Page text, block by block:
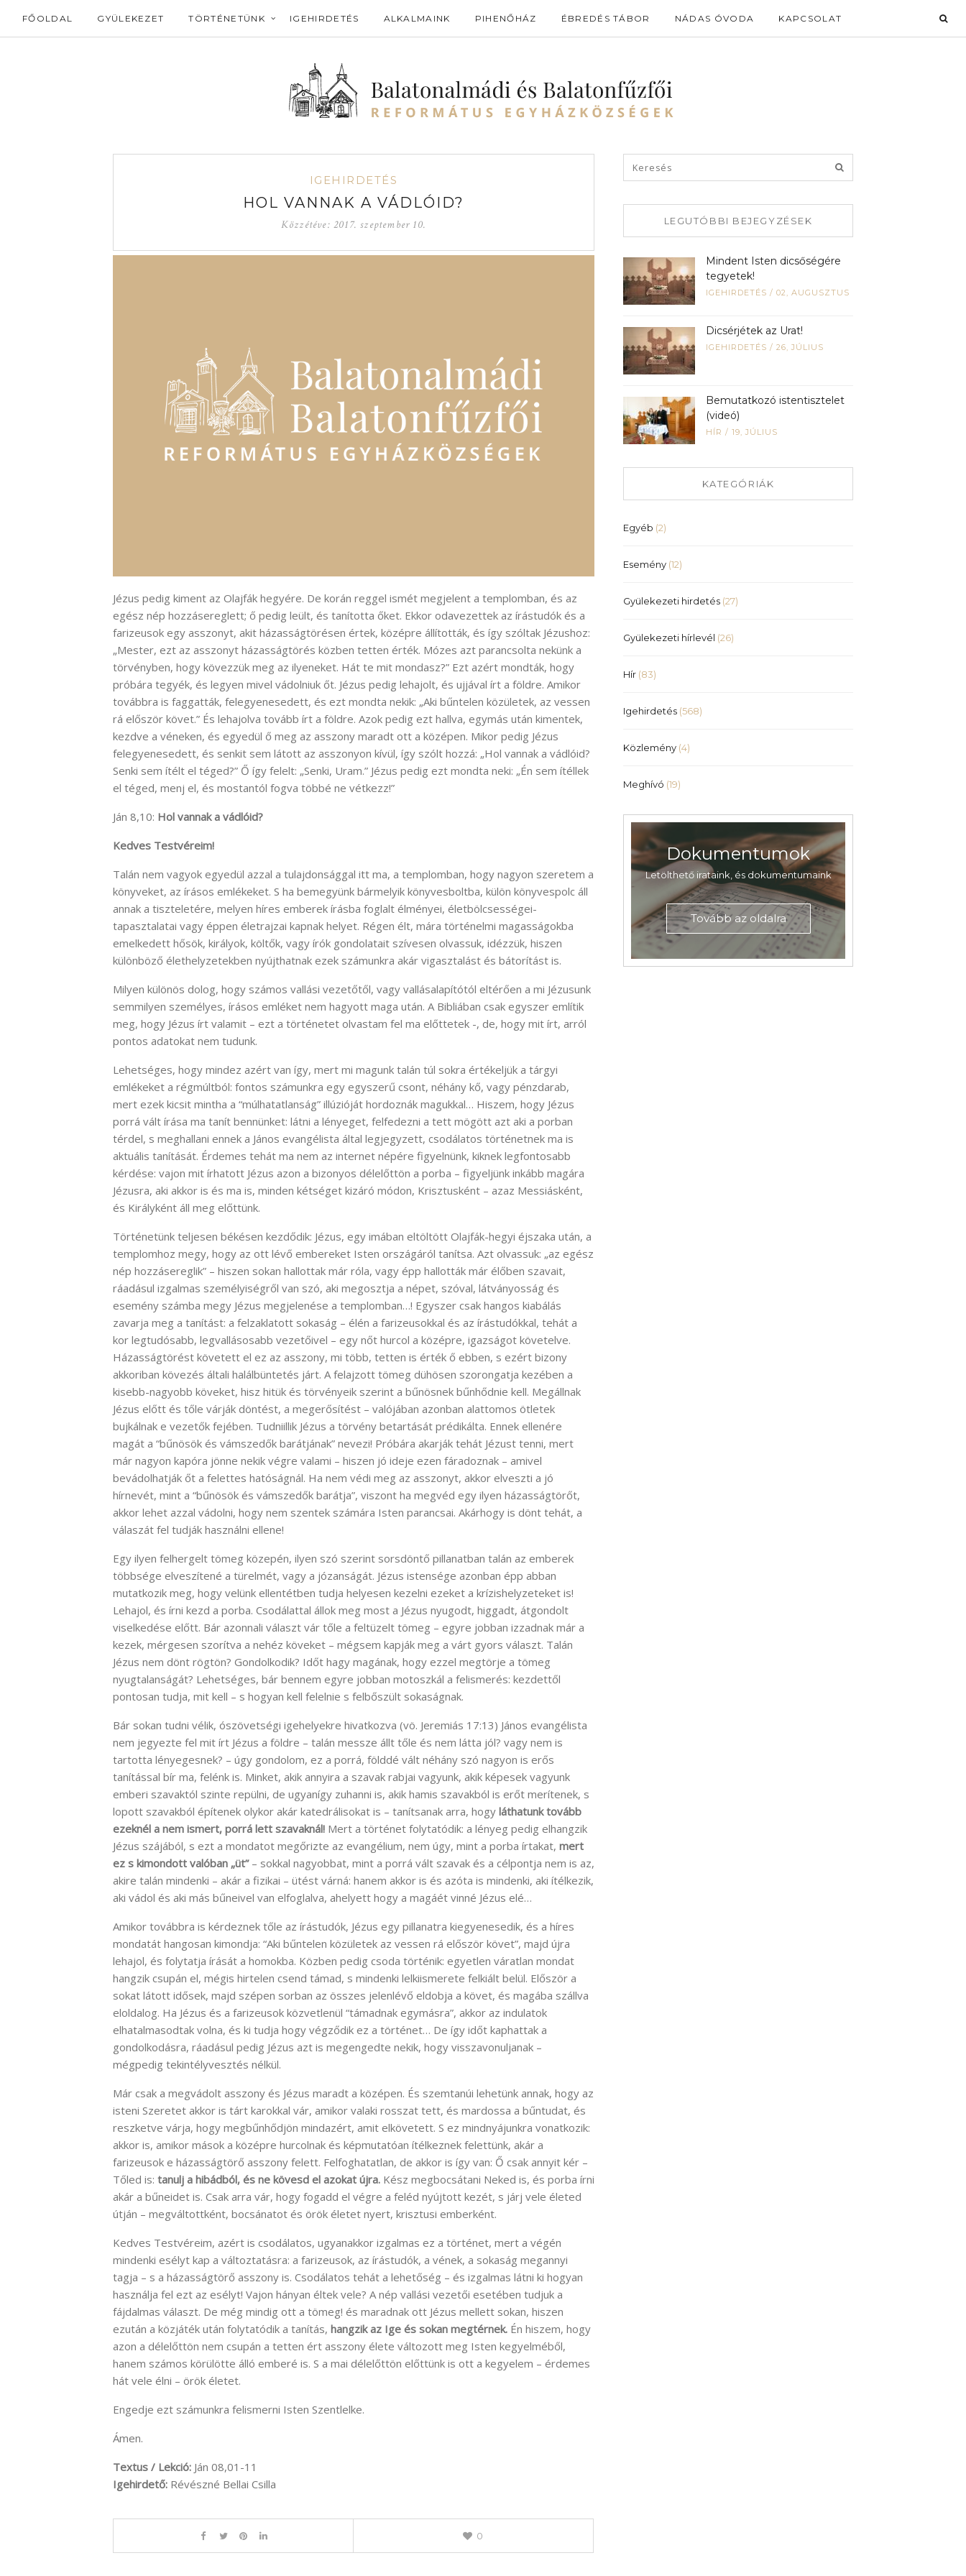
FŐOLDAL GYÜLEKEZET TÖRTÉNETÜNK IGEHIRDETÉS ALKALMAINK PIHENŐHÁZ ÉBREDÉS TÁBOR NÁDAS ÓVODA KAPCSOLAT
IGEHIRDETÉS
HOL VANNAK A VÁDLÓID?
Közzétéve:2017. szeptember 10.
Jézus pedig kiment az Olajfák hegyére. De korán reggel ismét megjelent a templomban, és az
egész nép hozzásereglett; ő pedig leült, és tanította őket. Ekkor odavezettek az írástudók és a
farizeusok egy asszonyt, akit házasságtörésen értek, középre állították, és így szóltak Jézushoz:
„Mester, ezt az asszonyt házasságtörés közben tetten érték. Mózes azt parancsolta nekünk a
törvényben, hogy kövezzük meg az ilyeneket. Hát te mit mondasz?” Ezt azért mondták, hogy
próbára tegyék, és legyen mivel vádolniuk őt. Jézus pedig lehajolt, és ujjával írt a földre. Amikor
továbbra is faggatták, felegyenesedett, és ezt mondta nekik: „Aki bűntelen közületek, az vessen
rá először követ.” És lehajolva tovább írt a földre. Azok pedig ezt hallva, egymás után kimentek,
kezdve a véneken, és egyedül ő meg az asszony maradt ott a középen. Mikor pedig Jézus
felegyenesedett, és senkit sem látott az asszonyon kívül, így szólt hozzá: „Hol vannak a vádlóid?
Senki sem ítélt el téged?” Ő így felelt: „Senki, Uram.” Jézus pedig ezt mondta neki: „Én sem ítéllek
el téged, menj el, és mostantól fogva többé ne vétkezz!”
Ján 8,10: Hol vannak a vádlóid?
Kedves Testvéreim!
Talán nem vagyok egyedül azzal a tulajdonsággal itt ma, a templomban, hogy nagyon szeretem a
könyveket, az írásos emlékeket. S ha bemegyünk bármelyik könyvesboltba, külön könyvespolc áll
annak a tiszteletére, melyen híres emberek írásba foglalt élményei, életbölcsességei-
tapasztalatai vagy éppen életrajzai kapnak helyet. Régen élt, mára történelmi magasságokba
emelkedett hősök, királyok, költők, vagy írók gondolatait szívesen olvassuk, idézzük, hiszen
különböző élethelyzetekben nyújthatnak ezek számunkra akár vigasztalást és bátorítást is.
Milyen különös dolog, hogy számos vallási vezetőtől, vagy vallásalapítótól eltérően a mi Jézusunk
semmilyen személyes, írásos emléket nem hagyott maga után. A Bibliában csak egyszer említik
meg, hogy Jézus írt valamit – ezt a történetet olvastam fel ma előttetek -, de, hogy mit írt, arról
pontos adatokat nem tudunk.
Lehetséges, hogy mindez azért van így, mert mi magunk talán túl sokra értékeljük a tárgyi
emlékeket a régmúltból: fontos számunkra egy egyszerű csont, néhány kő, vagy pénzdarab,
mert ezek kicsit mintha a “múlhatatlanság” illúzióját hordoznák magukkal… Hiszem, hogy Jézus
porrá vált írása ma tanít bennünket: látni a lényeget, felfedezni a tett mögött azt aki a porban
térdel, s meghallani ennek a János evangélista által legjegyzett, csodálatos történetnek ma is
aktuális tanítását. Érdemes tehát ma nem az internet népére figyelnünk, kiknek legfontosabb
kérdése: vajon mit írhatott Jézus azon a bizonyos délelőttön a porba – figyeljünk inkább magára
Jézusra, aki akkor is és ma is, minden kétséget kizáró módon, Krisztusként – azaz Messiásként,
és Királyként áll meg előttünk.
Történetünk teljesen békésen kezdődik: Jézus, egy imában eltöltött Olajfák-hegyi éjszaka után, a
templomhoz megy, hogy az ott lévő embereket Isten országáról tanítsa. Azt olvassuk: „az egész
nép hozzásereglik” – hiszen sokan hallottak már róla, vagy épp hallották már élőben szavait,
ráadásul izgalmas személyiségről van szó, aki megosztja a népet, szóval, látványosság és
esemény számba megy Jézus megjelenése a templomban…! Egyszer csak hangos kiabálás
zavarja meg a tanítást: a felzaklatott sokaság – élén a farizeusokkal és az írástudókkal, tehát a
kor legtudósabb, legvallásosabb vezetőivel – egy nőt hurcol a középre, igazságot követelve.
Házasságtörést követett el ez az asszony, mi több, tetten is érték ő ebben, s ezért bizony
akkoriban kövezés általi halálbüntetés járt. A felajzott tömeg dühösen szorongatja kezében a
kisebb-nagyobb köveket, hisz hitük és törvényeik szerint a bűnösnek bűnhődnie kell. Megállnak
Jézus előtt és tőle várják döntést, a megerősítést – valójában azonban alattomos ötletek
bujkálnak e vezetők fejében. Tudniillik Jézus a törvény betartását prédikálta. Ennek ellenére
magát a “bűnösök és vámszedők barátjának” nevezi! Próbára akarják tehát Jézust tenni, mert
már nagyon kapóra jönne nekik végre valami – hiszen jó ideje ezen fáradoznak – amivel
bevádolhatják őt a felettes hatóságnál. Ha nem védi meg az asszonyt, akkor elveszti a jó
hírnevét, mint a “bűnösök és vámszedők barátja”, viszont ha megvéd egy ilyen házasságtörőt,
akkor lehet azzal vádolni, hogy nem szentek számára Isten parancsai. Akárhogy is dönt tehát, a
válaszát fel tudják használni ellene!
Egy ilyen felhergelt tömeg közepén, ilyen szó szerint sorsdöntő pillanatban talán az emberek
többsége elveszítené a türelmét, vagy a józanságát. Jézus istensége azonban épp abban
mutatkozik meg, hogy velünk ellentétben tudja helyesen kezelni ezeket a krízishelyzeteket is!
Lehajol, és írni kezd a porba. Csodálattal állok meg most a Jézus nyugodt, higgadt, átgondolt
viselkedése előtt. Bár azonnali választ vár tőle a feltüzelt tömeg – egyre jobban izzadnak már a
kezek, mérgesen szorítva a nehéz köveket – mégsem kapják meg a várt gyors választ. Talán
Jézus nem dönt rögtön? Gondolkodik? Időt hagy magának, hogy ezzel megtörje a tömeg
nyugtalanságát? Lehetséges, bár bennem egyre jobban motoszkál a felismerés: kezdettől
pontosan tudja, mit kell – s hogyan kell felelnie s felbőszült sokaságnak.
Bár sokan tudni vélik, ószövetségi igehelyekre hivatkozva (vö. Jeremiás 17:13) János evangélista
nem jegyezte fel mit írt Jézus a földre – talán messze állt tőle és nem látta jól? vagy nem is
tartotta lényegesnek? – úgy gondolom, ez a porrá, földdé vált néhány szó nagyon is erős
tanítással bír ma, felénk is. Minket, akik annyira a szavak rabjai vagyunk, akik képesek vagyunk
emberi szavaktól szinte repülni, de ugyanígy zuhanni is, akik hamis szavakból is erőt merítenek, s
lopott szavakból építenek olykor akár katedrálisokat is – tanítsanak arra, hogy láthatunk tovább
ezeknél a nem ismert, porrá lett szavaknál! Mert a történet folytatódik: a lényeg pedig elhangzik
Jézus szájából, s ezt a mondatot megőrizte az evangélium, nem úgy, mint a porba írtakat, mert
ez s kimondott valóban „üt”– sokkal nagyobbat, mint a porrá vált szavak és a célpontja nem is az,
akire talán mindenki – akár a fizikai – ütést várná: hanem akkor is és azóta is mindenki, aki ítélkezik,
aki vádol és aki más bűneivel van elfoglalva, ahelyett hogy a magáét vinné Jézus elé…
Amikor továbbra is kérdeznek tőle az írástudók, Jézus egy pillanatra kiegyenesedik, és a híres
mondatát hangosan kimondja: “Aki bűntelen közületek az vessen rá először követ”, majd újra
lehajol, és folytatja írását a homokba. Közben pedig csoda történik: egyetlen váratlan mondat
hangzik csupán el, mégis hirtelen csend támad, s mindenki lelkiismerete felkiált belül. Először a
sokat látott idősek, majd szépen sorban az összes jelenlévő eldobja a követ, és magába szállva
eloldalog. Ha Jézus és a farizeusok közvetlenül “támadnak egymásra”, akkor az indulatok
elhatalmasodtak volna, és ki tudja hogy végződik ez a történet… De így időt kaphattak a
gondolkodásra, ráadásul pedig Jézus azt is megengedte nekik, hogy visszavonuljanak –
mégpedig tekintélyvesztés nélkül.
Már csak a megvádolt asszony és Jézus maradt a középen. És szemtanúi lehetünk annak, hogy az
isteni Szeretet akkor is tárt karokkal vár, amikor valaki rosszat tett, és mardossa a bűntudat, és
reszketve várja, hogy megbűnhődjön mindazért, amit elkövetett. S ez mindnyájunkra vonatkozik:
akkor is, amikor mások a középre hurcolnak és képmutatóan ítélkeznek felettünk, akár a
farizeusok e házasságtörő asszony felett. Felfoghatatlan, de akkor is így van: Ő csak annyit kér –
Tőled is: tanulj a hibádból, és ne kövesd el azokat újra. Kész megbocsátani Neked is, és porba írni
akár a bűneidet is. Csak arra vár, hogy fogadd el végre a feléd nyújtott kezét, s járj vele életed
útján – megváltottként, bocsánatot és örök életet nyert, krisztusi emberként.
Kedves Testvéreim, azért is csodálatos, ugyanakkor izgalmas ez a történet, mert a végén
mindenki esélyt kap a változtatásra: a farizeusok, az írástudók, a vének, a sokaság megannyi
tagja – s a házasságtörő asszony is. Csodálatos tehát a lehetőség – és izgalmas látni ki hogyan
használja fel ezt az esélyt! Vajon hányan éltek vele? A nép vallási vezetői esetében tudjuk a
fájdalmas választ. De még mindig ott a tömeg! és maradnak ott Jézus mellett sokan, hiszen
ezután a közjáték után folytatódik a tanítás, hangzik az Ige és sokan megtérnek. Én hiszem, hogy
azon a délelőttön nem csupán a tetten ért asszony élete változott meg Isten kegyelméből,
hanem számos körülötte álló emberé is. S a mai délelőttön előttünk is ott a kegyelem – érdemes
hát vele élni – örök életet.
Engedje ezt számunkra felismerni Isten Szentlelke.
Ámen.
Textus / Lekció: Ján 08,01-11
Igehirdető: Révészné Bellai Csilla
0
LEGUTÓBBI BEJEGYZÉSEK
Mindent Isten dicsőségére
tegyetek!
IGEHIRDETÉS / 02, AUGUSZTUS
Dicsérjétek az Urat!
IGEHIRDETÉS / 26, JÚLIUS
Bemutatkozó istentisztelet
(videó)
HÍR / 19, JÚLIUS
KATEGÓRIÁK
Egyéb (2)
Esemény (12)
Gyülekezeti hirdetés (27)
Gyülekezeti hírlevél (26)
Hír (83)
Igehirdetés (568)
Közlemény (4)
Meghívó (19)
Dokumentumok
Letölthető irataink, és dokumentumaink
Tovább az oldalra